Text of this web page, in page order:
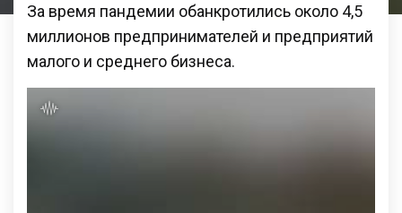
За время пандемии обанкротились около 4,5
миллионов предпринимателей и предприятий
малого и среднего бизнеса.